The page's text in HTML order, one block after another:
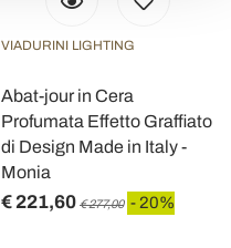
VIADURINI LIGHTING
Abat-jour in Cera
Profumata Effetto Graffiato
di Design Made in Italy -
Monia
€ 221,60 € 277,00 - 20%